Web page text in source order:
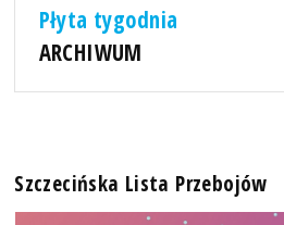
Płyta tygodnia
ARCHIWUM
Szczecińska Lista Przebojów